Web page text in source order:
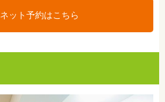
ネット予約はこちら